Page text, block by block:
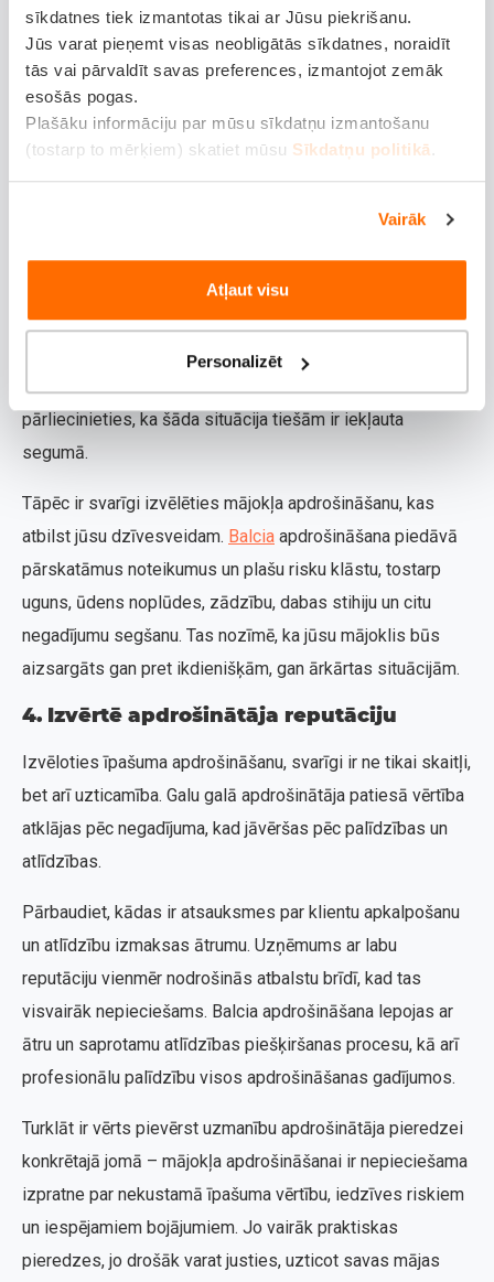
sīkdatnes tiek izmantotas tikai ar Jūsu piekrišanu.
Jūs varat pieņemt visas neobligātās sīkdatnes, noraidīt
tās vai pārvaldīt savas preferences, izmantojot zemāk
esošās pogas.
Plašāku informāciju par mūsu sīkdatņu izmantošanu
(tostarp to mērķiem) skatiet mūsu Sīkdatņu politikā
Vairāk
Atļaut visu
Personalizēt
justies droši, zinot, ka par jūsu īpašumu ir padomāts līdz
sīkākajai detaļai.
3. Pārbaudi apdrošināšanas segumu un
izņēmumus
Piemēram, ja polise neparedz atlīdzību zādzības gadījumā
bez redzamām ielaušanās pazīmēm, un zādzība notiek ar
atslēgas kopiju, atlīdzība var tikt atteikta. Vai arī, ja
apdrošināšanas gadījumā tiek bojāta sadzīves tehnika,
pārliecinieties, ka šāda situācija tiešām ir iekļauta
segumā.
Tāpēc ir svarīgi izvēlēties mājokļa apdrošināšanu, kas
atbilst jūsu dzīvesveidam. Balcia apdrošināšana piedāvā
pārskatāmus noteikumus un plašu risku klāstu, tostarp
uguns, ūdens noplūdes, zādzību, dabas stihiju un citu
negadījumu segšanu. Tas nozīmē, ka jūsu mājoklis būs
aizsargāts gan pret ikdienišķām, gan ārkārtas situācijām.
4. Izvērtē apdrošinātāja reputāciju
Izvēloties īpašuma apdrošināšanu, svarīgi ir ne tikai skaitļi,
bet arī uzticamība. Galu galā apdrošinātāja patiesā vērtība
atklājas pēc negadījuma, kad jāvēršas pēc palīdzības un
atlīdzības.
Pārbaudiet, kādas ir atsauksmes par klientu apkalpošanu
un atlīdzību izmaksas ātrumu. Uzņēmums ar labu
reputāciju vienmēr nodrošinās atbalstu brīdī, kad tas
visvairāk nepieciešams. Balcia apdrošināšana lepojas ar
ātru un saprotamu atlīdzības piešķiršanas procesu, kā arī
profesionālu palīdzību visos apdrošināšanas gadījumos.
Turklāt ir vērts pievērst uzmanību apdrošinātāja pieredzei
konkrētajā jomā – mājokļa apdrošināšanai ir nepieciešama
izpratne par nekustamā īpašuma vērtību, iedzīves riskiem
un iespējamiem bojājumiem. Jo vairāk praktiskas
pieredzes, jo drošāk varat justies, uzticot savas mājas